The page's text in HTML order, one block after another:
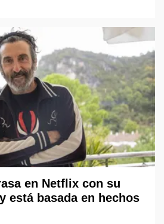
en Netflix con su
está basada en hechos